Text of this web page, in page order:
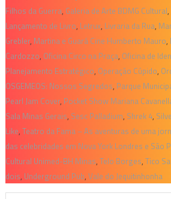
Filhos da Guerra, Galeria de Arte BDMG Cultural,
Lançamento de Livro, Letrux, Livraria da Rua,
Grebler, Martina e Guará Cine Humberto Mauro,
Cardozzo, Oficina Circo na Praça, Oficina de
Planejamento Estratégico, Operação Cúpido,
OSGEMEOS: Nossos Segredos, Parque
Pearl Jam Cover, Pocket Show Mariana
Sala Minas Gerais, Sesc Palladium, Shrek 4,
Like, Teatro da Fama – As aventuras de uma
das celebridades em Nova York Londres e São
Cultural Unimed-BH Minas, Telo Borges, Tico
dois, Underground Pub, Vale do Jequitinhonha